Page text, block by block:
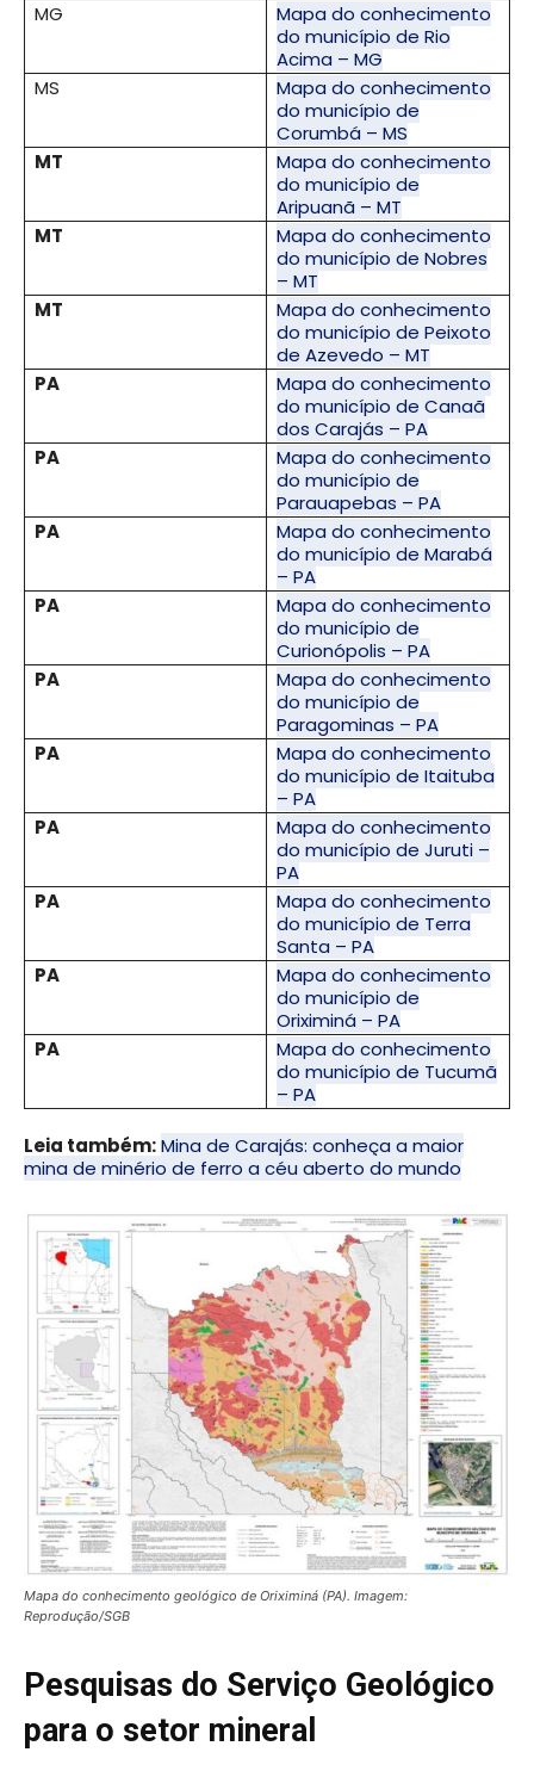
MG
Mapa do conhecimento
do município de Rio
Acima – MG
MS
Mapa do conhecimento
do município de
Corumbá – MS
MT
Mapa do conhecimento
do município de
Aripuanã – MT
MT
Mapa do conhecimento
do município de Nobres
– MT
MT
Mapa do conhecimento
do município de Peixoto
de Azevedo – MT
PA
Mapa do conhecimento
do município de Canaã
dos Carajás – PA
PA
Mapa do conhecimento
do município de
Parauapebas – PA
PA
Mapa do conhecimento
do município de Marabá
– PA
PA
Mapa do conhecimento
do município de
Curionópolis – PA
PA
Mapa do conhecimento
do município de
Paragominas – PA
PA
Mapa do conhecimento
do município de Itaituba
– PA
PA
Mapa do conhecimento
do município de Juruti –
PA
PA
Mapa do conhecimento
do município de Terra
Santa – PA
PA
Mapa do conhecimento
do município de
Oriximiná – PA
PA
Mapa do conhecimento
do município de Tucumã
– PA
Leia também:Mina de Carajás: conheça a maior
mina de minério de ferro a céu aberto do mundo
Mapa do conhecimento geológico de Oriximiná (PA). Imagem:
Reprodução/SGB
Pesquisas do Serviço Geológico
para o setor mineral